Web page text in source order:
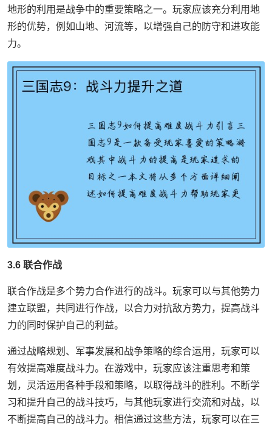
地形的利用是战争中的重要策略之一。玩家应该充分利用地
形的优势，例如山地、河流等，以增强自己的防守和进攻能
力。
3.6 联合作战
联合作战是多个势力合作进行的战斗。玩家可以与其他势力
建立联盟，共同进行作战，以合力对抗敌方势力，提高战斗
力的同时保护自己的利益。
通过战略规划、军事发展和战争策略的综合运用，玩家可以
有效提高难度战斗力。在游戏中，玩家应该注重思考和策
划，灵活运用各种手段和策略，以取得战斗的胜利。不断学
习和提升自己的战斗技巧，与其他玩家进行交流和对战，以
不断提高自己的战斗力。相信通过这些方法，玩家可以在三